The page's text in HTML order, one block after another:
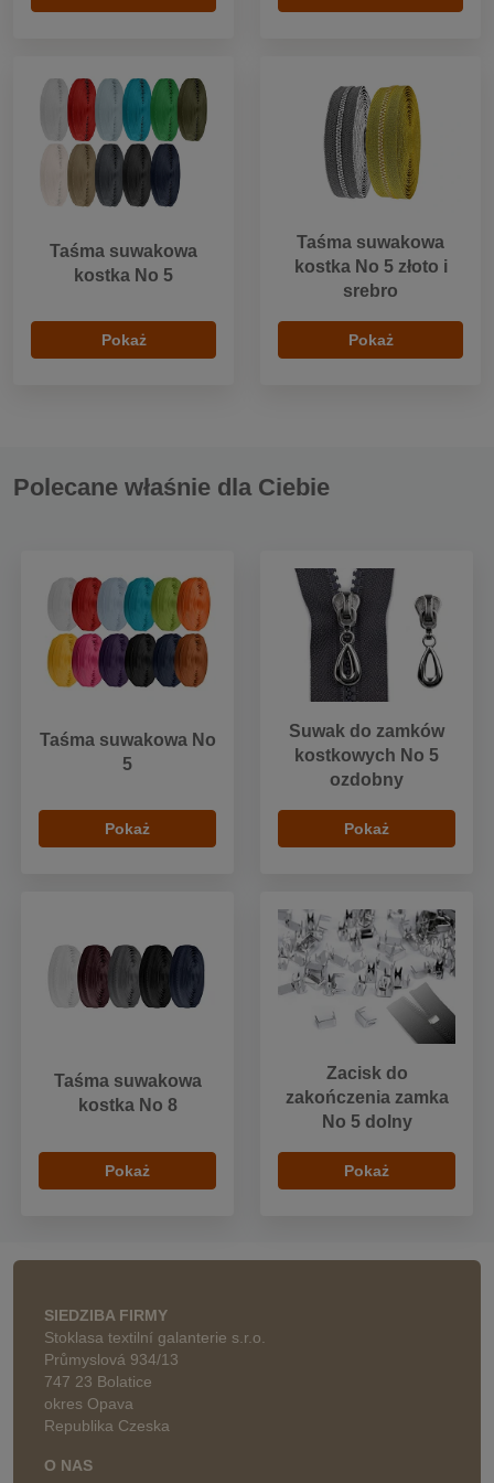
Taśma suwakowa
kostka No 5
Pokaż
Taśma suwakowa
kostka No 5 złoto i
srebro
Pokaż
Polecane właśnie dla Ciebie
Taśma suwakowa No
5
Pokaż
Suwak do zamków
kostkowych No 5
ozdobny
Pokaż
Taśma suwakowa
kostka No 8
Pokaż
Zacisk do
zakończenia zamka
No 5 dolny
Pokaż
SIEDZIBA FIRMY
Stoklasa textilní galanterie s.r.o.
Průmyslová 934/13
747 23 Bolatice
okres Opava
Republika Czeska
O NAS